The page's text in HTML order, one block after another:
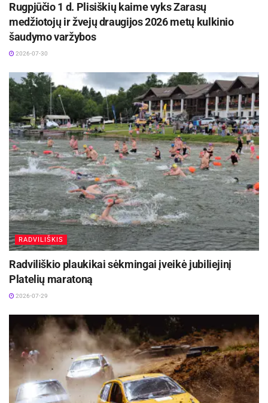
Rugpjūčio 1 d. Plisiškių kaime vyks Zarasų
medžiotojų ir žvejų draugijos 2026 metų kulkinio
šaudymo varžybos
2026-07-30
RADVILIŠKIS
Radviliškio plaukikai sėkmingai įveikė jubiliejinį
Platelių maratoną
2026-07-29